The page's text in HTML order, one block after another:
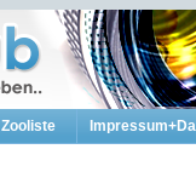
Zooliste